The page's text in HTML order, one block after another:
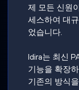
제 모든 신원
세스하여 대
었습니다.
Idira는 최신
기능을 확장
기존의 방식